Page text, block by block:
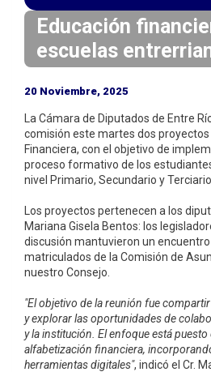
l
Educación
escuelas
20 Noviembre, 2025
La Cámara de Diputados de Entre
comisión este martes dos proyectos
Financiera, con el objetivo de
proceso formativo de los
nivel Primario, Secundario y Terciario.
Los proyectos pertenecen a los
Mariana Gisela Bentos: los
discusión mantuvieron un
matriculados de la Comisión de
nuestro Consejo.
"El objetivo de la reunión fue
y explorar las oportunidades de
y la institución. El enfoque está
alfabetización financiera,
herramientas digitales", indicó el Cr.